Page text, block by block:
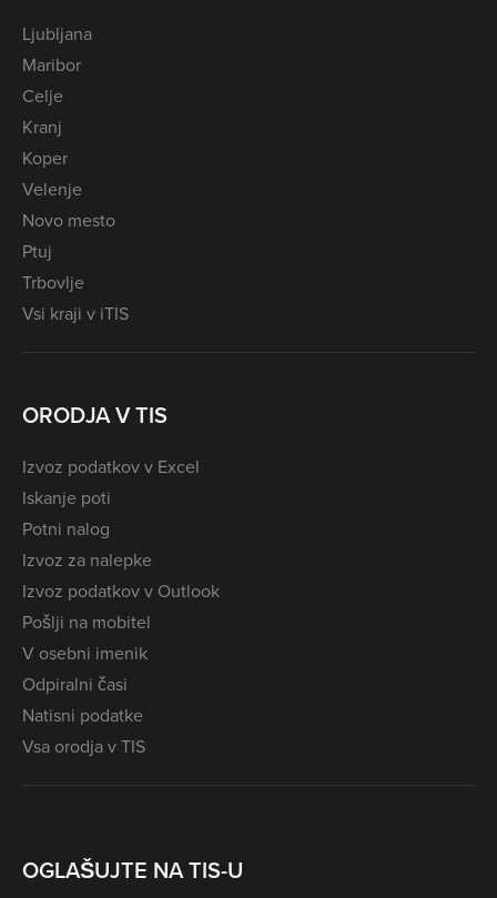
Ljubljana
Maribor
Celje
Kranj
Koper
Velenje
Novo mesto
Ptuj
Trbovlje
Vsi kraji v iTIS
ORODJA V TIS
Izvoz podatkov v Excel
Iskanje poti
Potni nalog
Izvoz za nalepke
Izvoz podatkov v Outlook
Pošlji na mobitel
V osebni imenik
Odpiralni časi
Natisni podatke
Vsa orodja v TIS
OGLAŠUJTE NA TIS-U